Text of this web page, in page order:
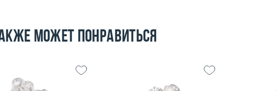
может понравиться